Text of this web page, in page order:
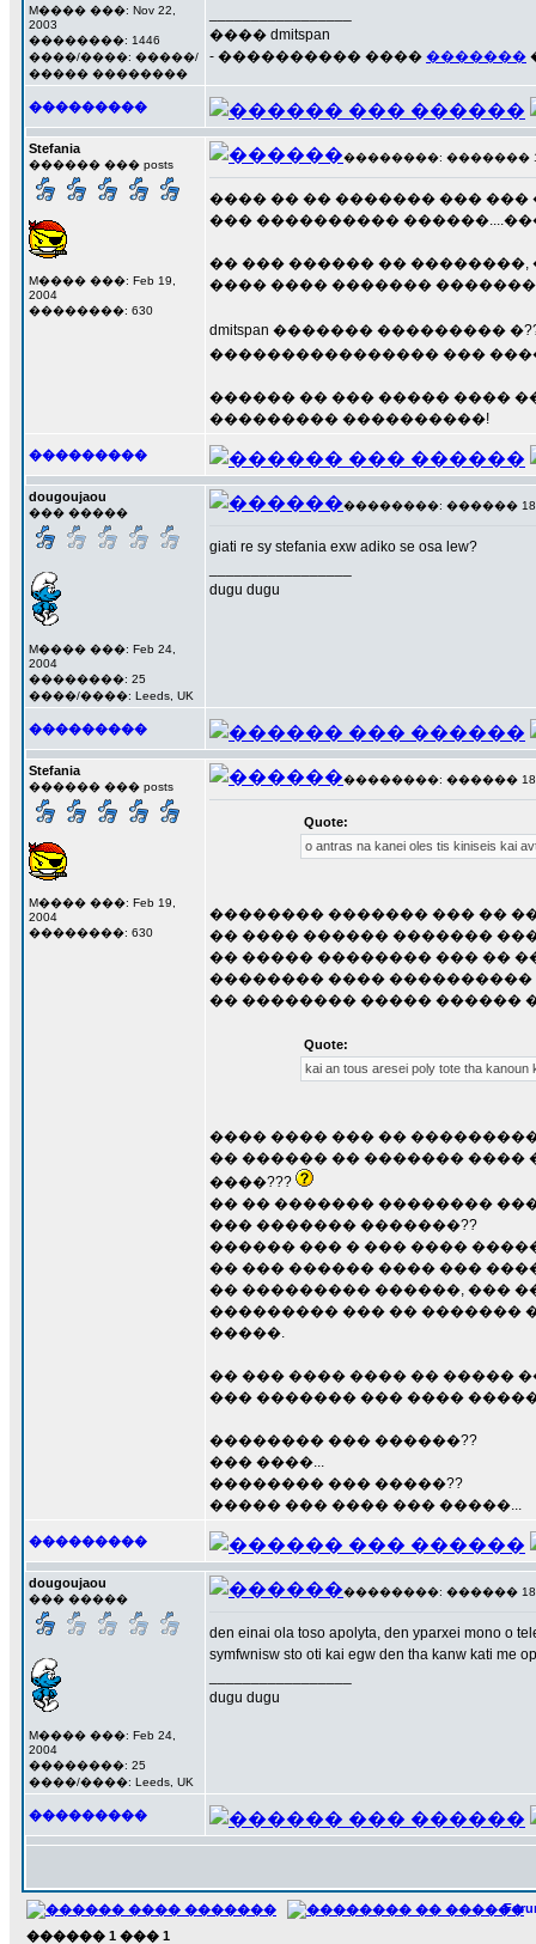
M���� ���: Nov 22,
2003
��������: 1446
����/����: �����/
����� ��������
���� dmitspan
- ���������� ���� �������
���������
Stefania
������ ��� posts
M���� ���: Feb 19,
2004
��������: 630
��������: ������� 17
���� �� �� ������� ��� ���
��� ����������
�� ��� ������ ��
���� ���� �������
dmitspan ������� ���������
���������������� ���
������ �� ��� ����� ����
��������� ����������!
���������
dougoujaou
��� �����
M���� ���: Feb 24,
2004
��������: 25
����/����: Leeds, UK
��������: ������ 18
giati re sy stefania exw adiko se osa lew?
dugu dugu
���������
Stefania
������ ��� posts
M���� ���: Feb 19,
2004
��������: 630
��������: ������ 18
Quote:
o antras na kanei oles tis kiniseis kai
�������� ������� ��� ��
�� ���� ������ �������
�� ����� �������� ��� ��
�������� ���� ����������
�� �������� ����� ������
Quote:
kai an tous aresei poly tote tha kanoun
���� ���� ��� ��
�� ������ �� ������� ����
����???
�� �� ������� �������� ���
��� ������� �������??
������ ��� � ��� ����
�� ��� ������ ���� ���
�� ��������� ������, ���
��������� ��� �� ������� �
�����.
�� ��� ���� ���� �� �����
��� ������� ��� ����
�������� ��� ������??
��� ����...
�������� ��� �����??
����� ��� ���� ��� �����...
���������
dougoujaou
��� �����
M���� ���: Feb 24,
2004
��������: 25
����/����: Leeds, UK
��������: ������ 18
den einai ola toso apolyta, den yparxei mono o
symfwnisw sto oti kai egw den tha kanw kati me
dugu dugu
���������
������ 1 ��� 1